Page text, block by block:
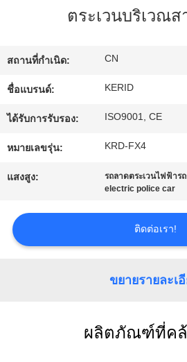
โรงงาน
การ
ควบคุม
คุณภาพ
ติดต่อ
ตระเวนบริเวณ
สถานที่กำเนิด: CN
ชื่อแบรนด์: KERID
ได้รับการรับรอง: ISO9001, CE
หมายเลขรุ่น: KRD-FX4
แสงสูง: รถลาดตระเวนไฟฟ้าร
electric police car
ติดต่อเรา!
ขยายรายละเ
ผลิตภัณฑ์ที่ค